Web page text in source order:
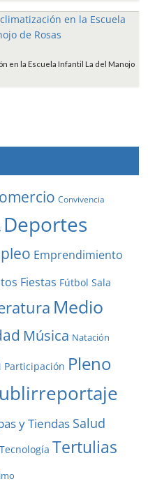
en la Escuela Infantil La del Manojo
Convivencia
Deportes
Emprendimiento
Fiestas Fútbol Sala
Medio
Música Natación
Participación Pleno
y Tiendas Salud
Tecnología Tertulias